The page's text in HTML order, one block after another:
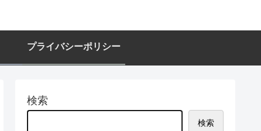
プライバシーポリシー
検索
検索